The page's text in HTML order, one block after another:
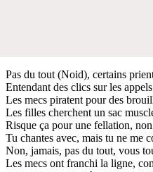
Pas du tout (Noid), certains
Entendant des clics sur les
Les mecs piratent pour des
Les filles cherchent un sac
Risque ça pour une fellation, non
Tu chantes avec, mais tu ne me
Non, jamais, pas du tout, vous
Les mecs ont franchi la ligne,